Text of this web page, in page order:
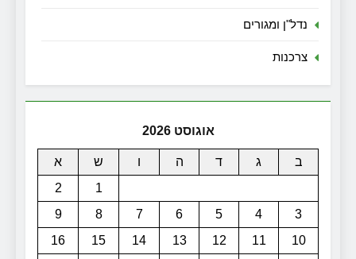
נדל"ן ומגורים
צרכנות
אוגוסט 2026
ב ג ד ה ו ש
א
1
2
3
4
5
6
7
8
9
10
11
12
13
14
15
16